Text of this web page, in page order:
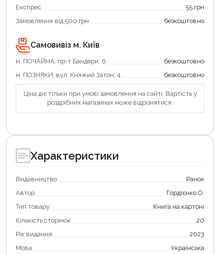
Експрес
55 грн
Замовлення від 500 грн
безкоштовно
Самовивіз м. Київ
м. ПОЧАЙНА, пр-т Бандери, 6
безкоштовно
м. ПОЗНЯКИ, вул. Княжий Затон, 4
безкоштовно
Ціна діє тільки при умові замовлення на сайті. Вартість у
роздрібних магазинах може відрізнятися.
Характеристики
Видавництво
Ранок
Автор
Гордієнко О.
Тип товару
Книга на картоні
Кількість сторінок
20
Рік видання
2023
Мова
Українська